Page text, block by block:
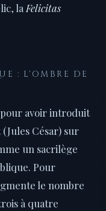
la Felicitas
: L'OMBRE DE
avoir introduit
César) sur
un sacrilège
Pour
le nombre
à quatre